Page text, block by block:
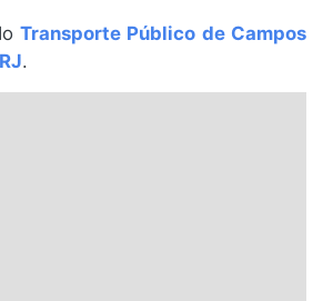
Sul
Transporte Público de Campos
.